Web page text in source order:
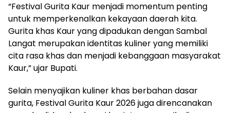
“Festival Gurita Kaur menjadi momentum penting
untuk memperkenalkan kekayaan daerah kita.
Gurita khas Kaur yang dipadukan dengan Sambal
Langat merupakan identitas kuliner yang memiliki
cita rasa khas dan menjadi kebanggaan masyarakat
Kaur,” ujar Bupati.
Selain menyajikan kuliner khas berbahan dasar
gurita, Festival Gurita Kaur 2026 juga direncanakan